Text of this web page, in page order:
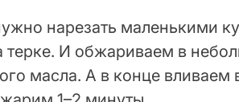
нарезать маленькими
терке. И обжариваем в
масла. А в конце вливаем